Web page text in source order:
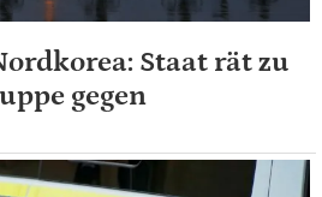
Staat rät zu
gegen